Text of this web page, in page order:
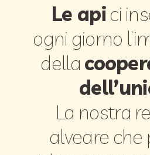
Le apici
ogni giorno
della
La nostra
alveare che